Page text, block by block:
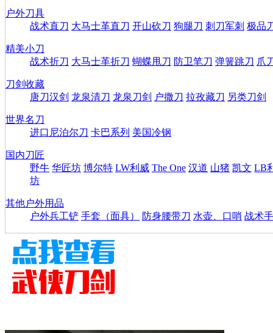
户外刀具
战术直刀 大马士革直刀 开山砍刀 狗腿刀 刺刀军刺 极品
精美小刀
战术折刀 大马士革折刀 蝴蝶甩刀 防卫笔刀 弹簧跳刀 爪
刀剑收藏
唐刀汉剑 龙泉清刀 龙泉刀剑 户撒刀 拉孜藏刀 另类刀剑
世界名刀
进口尼泊尔刀 卡巴系列 美国冷钢
国内刀匠
野牛 华匠坊 博尔特 LW利威 The One 汉道 山猪 凯文 LB
坊
其他户外用品
户外兵工铲 手套（面具） 防身腰带刀 水壶、口哨 战术